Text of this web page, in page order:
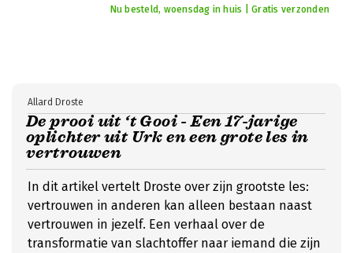
Nu besteld, woensdag in huis | Gratis verzonden
De prooi uit ‘t Gooi - Een 17-jarige
oplichter uit Urk en een grote les in
vertrouwen
Allard Droste
In dit artikel vertelt Droste over zijn grootste les:
vertrouwen in anderen kan alleen bestaan naast
vertrouwen in jezelf. Een verhaal over de
transformatie van slachtoffer naar iemand die zijn